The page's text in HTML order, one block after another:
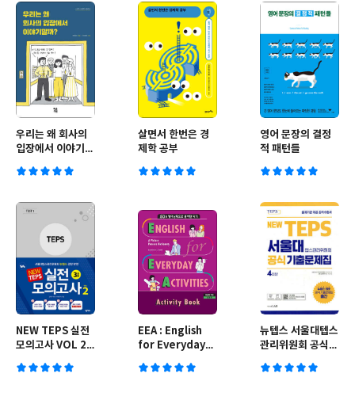
우리는 왜 회사의
입장에서 이야기할
살면서 한번은 경
제학 공부
영어 문장의 결정
적 패턴들
NEW TEPS 실전
모의고사 VOL 2 3
EEA : English
for Everyday
표현 낭독편
뉴텝스 서울대텝스
관리위원회 공식